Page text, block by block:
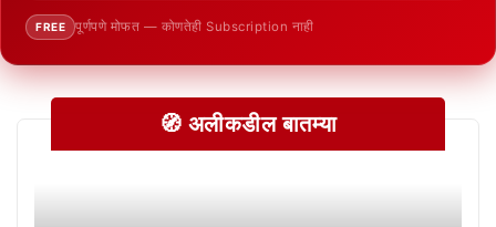
FREE पूर्णपणे मोफत — कोणतेही Subscription नाही
🧭 अलीकडील बातम्या